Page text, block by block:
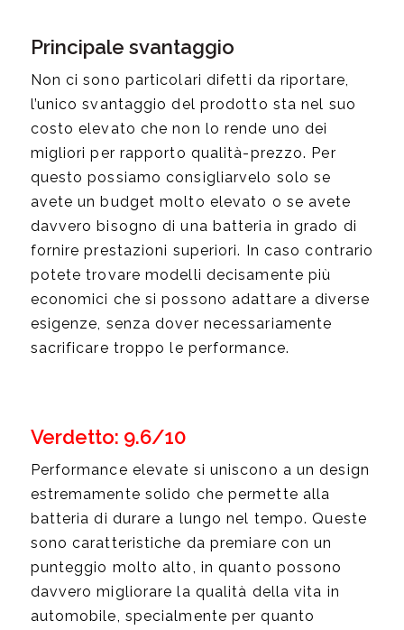
Principale svantaggio
Non ci sono particolari difetti da riportare,
l’unico svantaggio del prodotto sta nel suo
costo elevato che non lo rende uno dei
migliori per rapporto qualità-prezzo. Per
questo possiamo consigliarvelo solo se
avete un budget molto elevato o se avete
davvero bisogno di una batteria in grado di
fornire prestazioni superiori. In caso contrario
potete trovare modelli decisamente più
economici che si possono adattare a diverse
esigenze, senza dover necessariamente
sacrificare troppo le performance.
Verdetto: 9.6/10
Performance elevate si uniscono a un design
estremamente solido che permette alla
batteria di durare a lungo nel tempo. Queste
sono caratteristiche da premiare con un
punteggio molto alto, in quanto possono
davvero migliorare la qualità della vita in
automobile, specialmente per quanto